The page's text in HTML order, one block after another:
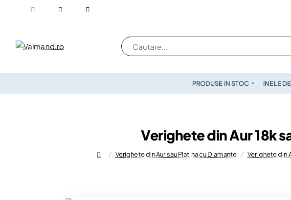
Cautare...
PRODUSE IN STOC INELE
Verighete din Aur 18k
Verighete din Aur sau Platina cu Diamante Verighete din